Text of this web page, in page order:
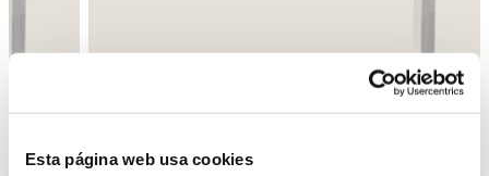
Esta página web usa cookies